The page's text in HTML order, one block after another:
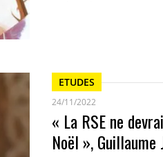
ETUDES
24/11/2022
« La RSE ne
Noël »,